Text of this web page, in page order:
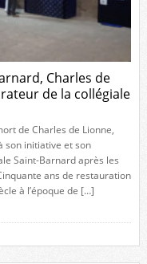
Charles de
de la collégiale
de Charles de Lionne,
son initiative et son
Saint-Barnard après les
ans de restauration
à l’époque de […]